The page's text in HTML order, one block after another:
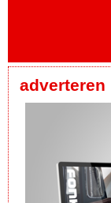
adverteren